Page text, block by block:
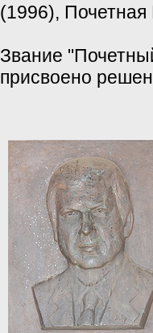
(1996),
Звание
присвоено